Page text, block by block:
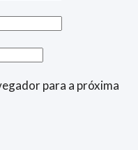
para a próxima